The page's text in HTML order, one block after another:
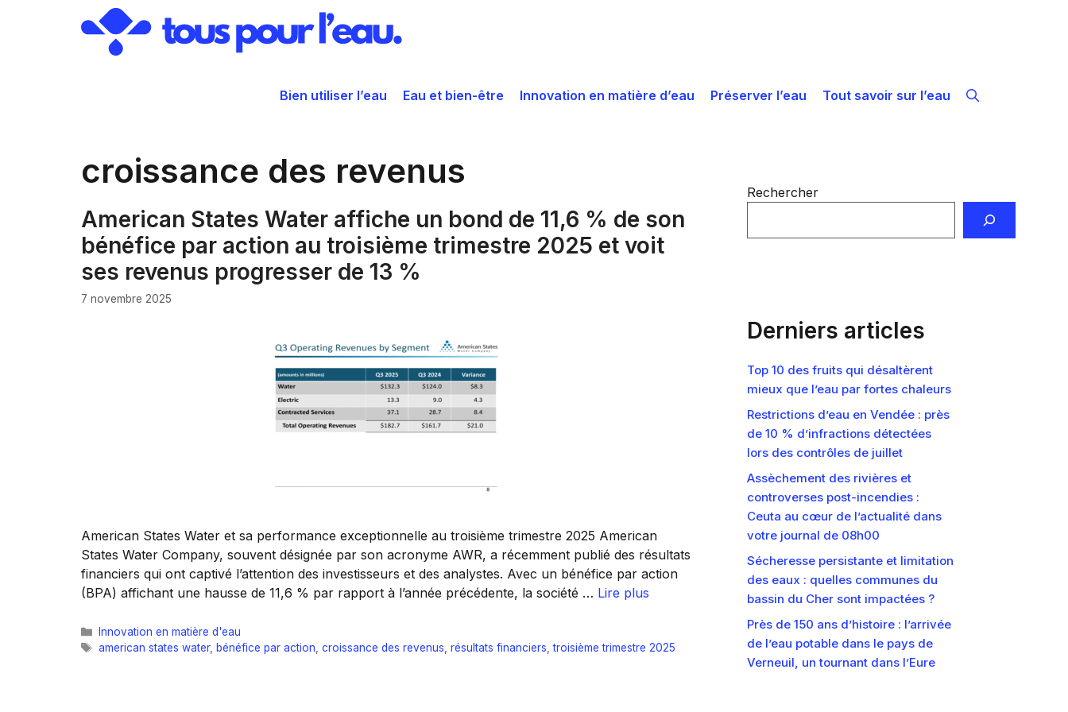
Bien utiliser l’eau Eau et bien-être Innovation en matière d’eau Préserver l’eau Tout savoir sur l’eau
croissance des revenus
American States Water affiche un bond de 11,6 % de son
bénéfice par action au troisième trimestre 2025 et voit
ses revenus progresser de 13 %
7 novembre 2025
American States Water et sa performance exceptionnelle au troisième trimestre 2025 American
States Water Company, souvent désignée par son acronyme AWR, a récemment publié des résultats
financiers qui ont captivé l’attention des investisseurs et des analystes. Avec un bénéfice par action
(BPA) affichant une hausse de 11,6 % par rapport à l’année précédente, la société … Lire plus
Catégories
Innovation en matière d'eau
Étiquettes
american states water, bénéfice par action croissance des revenus résultats financiers ,troisième trimestre 2025
Rechercher
Derniers articles
Top 10 des fruits qui désaltèrent
mieux que l’eau par fortes chaleurs
Restrictions d’eau en Vendée : près
de 10 % d’infractions détectées
lors des contrôles de juillet
Assèchement des rivières et
controverses post-incendies :
Ceuta au cœur de l’actualité dans
votre journal de 08h00
Sécheresse persistante et limitation
des eaux : quelles communes du
bassin du Cher sont impactées ?
Près de 150 ans d’histoire : l’arrivée
de l’eau potable dans le pays de
Verneuil, un tournant dans l’Eure